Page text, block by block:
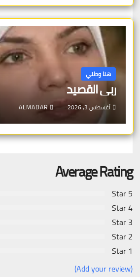
هنا وطني
ربى القصيد
أغسطس 3, 2026 ALMADAR
Average Rating
5 Star
4 Star
3 Star
2 Star
1 Star
(Add your review)